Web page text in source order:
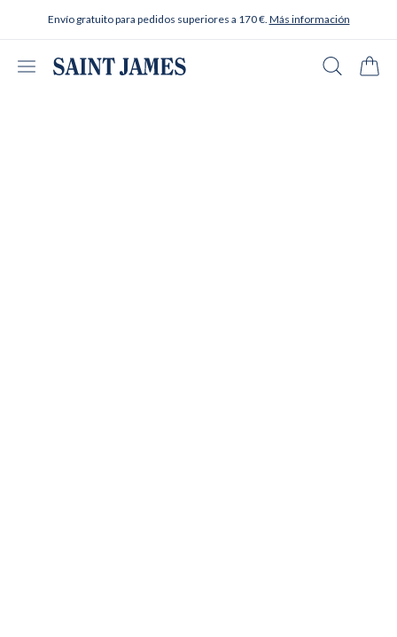
Envío gratuito para pedidos superiores a 170 €. Más información
Abrir menú